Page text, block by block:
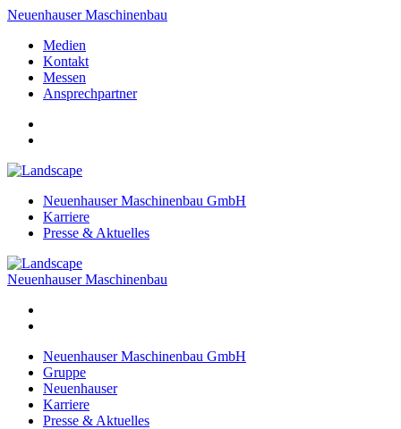
Neuenhauser Maschinenbau
Medien
Kontakt
Messen
Ansprechpartner
Neuenhauser Maschinenbau GmbH
Karriere
Presse & Aktuelles
Neuenhauser Maschinenbau
Neuenhauser Maschinenbau GmbH
Gruppe
Neuenhauser
Karriere
Presse & Aktuelles